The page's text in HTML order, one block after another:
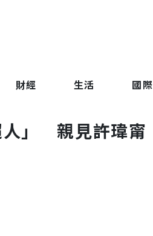
財經 生活 國際
人」 親見許瑋甯